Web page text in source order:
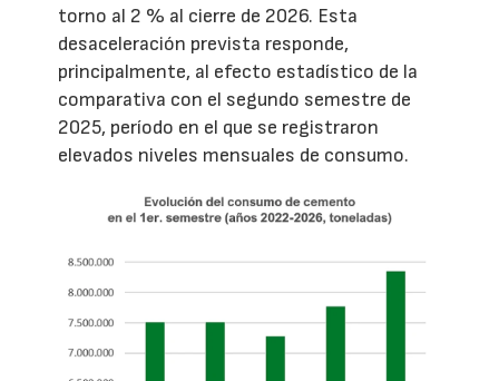
torno al 2 % al cierre de 2026. Esta
desaceleración prevista responde,
principalmente, al efecto estadístico de la
comparativa con el segundo semestre de
2025, período en el que se registraron
elevados niveles mensuales de consumo.